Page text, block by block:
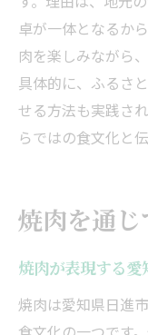
焼肉を
愛知の
焼肉で
卓が一体となるか
肉を楽しみながら
具体的に、ふるさ
せる方法も実践さ
らではの食文化と
焼肉を通
焼肉が表現する
焼肉は愛知県日進